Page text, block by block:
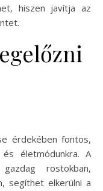
hiszen javítja az
érdekében fontos,
életmódunkra. A
rostokban,
segíthet elkerülni a